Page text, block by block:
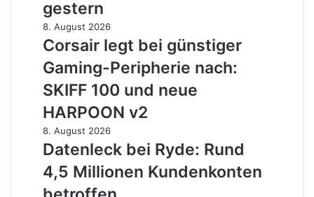
–
wunderschön,
charmant
und
manchmal
etwas
zu
sehr
von
gestern
gestern
Corsair
legt
bei
günstiger
Gaming-
Peripherie
nach:
SKIFF
100
und
neue
HARPOON
8. August 2026
Corsair legt bei günstiger
Gaming-Peripherie nach:
SKIFF 100 und neue
HARPOON v2
Datenleck
bei
Ryde:
Rund
4,5
8. August 2026
Datenleck bei Ryde: Rund
4,5 Millionen Kundenkonten